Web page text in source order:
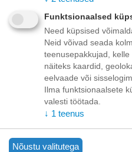
+
Lisage
Kohaletoimetamine
Tasuta kohaletoimetamine
70.00 euro!
Saatmiskulud kuni 69,99 eurot:
Venipaki kullerteenus – 10.00
Unisend pakiautomaat - 3,50
Omniva pakiautomaat - 5,00
Funktsionaalsed
Need küpsised
Neid võivad seada
teenusepakkujad,
näiteks kaardid,
eelvaade või
Ilma funktsionaalsete
valesti töötada.
↓ 1 teenus
Nõustu valitutega